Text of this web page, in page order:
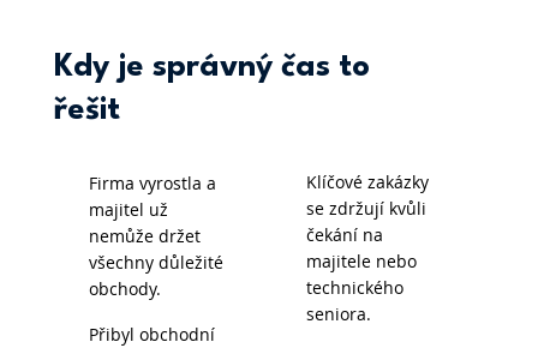
Kdy je správný čas to
řešit
Firma vyrostla a
majitel už
nemůže držet
všechny důležité
obchody.
Přibyl obchodní
Klíčové zakázky
se zdržují kvůli
čekání na
majitele nebo
technického
seniora.